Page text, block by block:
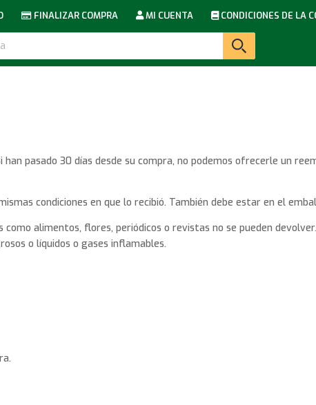
FINALIZAR COMPRA MI CUENTA CONDICIONES DE LA
pasado 30 días desde su compra, no podemos ofrecerle un
condiciones en que lo recibió. También debe estar en el
alimentos, flores, periódicos o revistas no se pueden
o líquidos o gases inflamables.